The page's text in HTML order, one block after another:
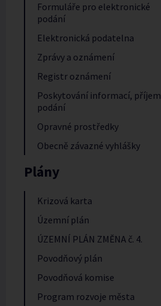
Formuláře pro elektronické
podání
Elektronická podatelna
Zprávy a oznámení
Registr oznámení
Poskytování informací, příjem
podání
Opravné prostředky
Obecně závazné vyhlášky
Plány
Krizová karta
Územní plán
ÚZEMNÍ PLÁN ZMĚNA č. 4.
Povodňový plán
Povodňová komise
Program rozvoje města